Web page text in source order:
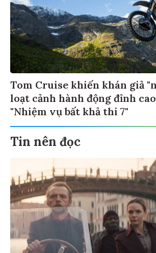
Tom Cruise khiến khán giả
loạt cảnh hành động đỉnh
"Nhiệm vụ bất khả thi 7"
Tin nên đọc